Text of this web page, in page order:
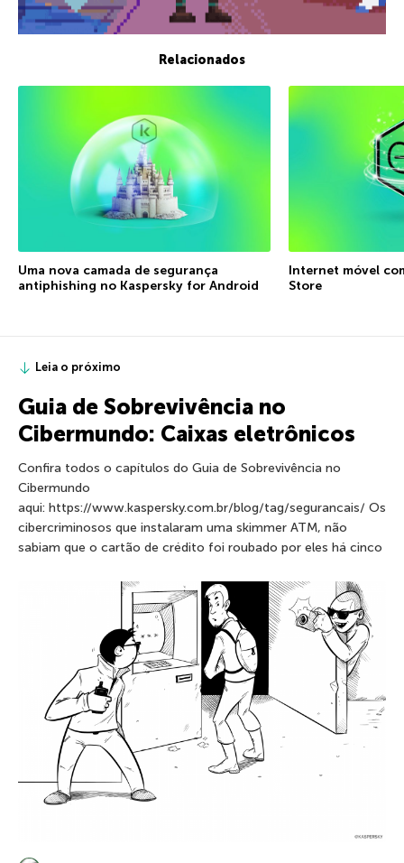
Relacionados
Uma nova camada de segurança
antiphishing no Kaspersky for Android
Internet móvel
Store
Leia o próximo
Guia de Sobrevivência no
Cibermundo: Caixas eletrônicos
Confira todos o capítulos do Guia de Sobrevivência no
Cibermundo
aqui: https://www.kaspersky.com.br/blog/tag/segurancais/ Os
cibercriminosos que instalaram uma skimmer ATM, não
sabiam que o cartão de crédito foi roubado por eles há cinco